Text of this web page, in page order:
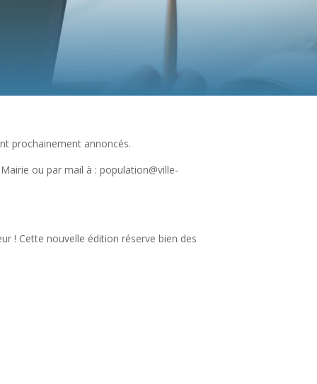
prochainement annoncés.
ou par mail à : population@ville-
! Cette nouvelle édition réserve bien des